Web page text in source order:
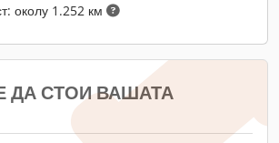
околу 1.252 км
ДА СТОИ ВАШАТА